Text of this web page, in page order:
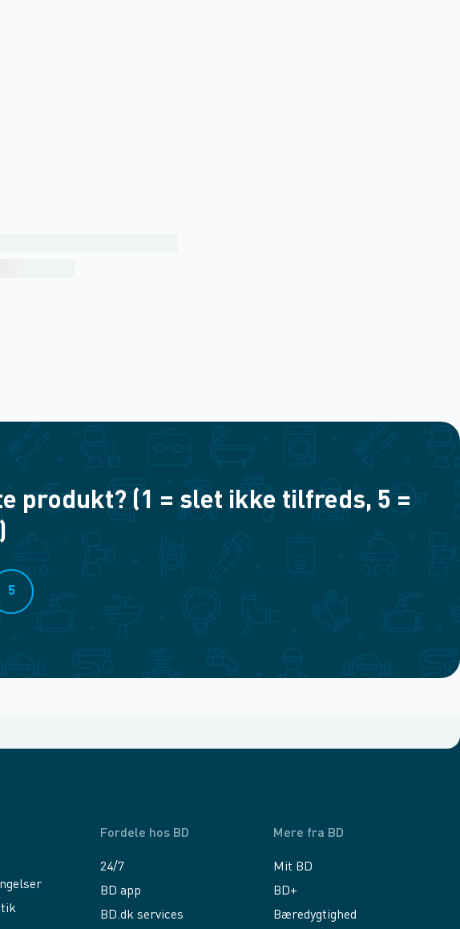
produkt? (1 = slet ikke tilfreds, 5 =
5
Fordele hos BD
24/7
BD app
BD.dk services
Mere fra BD
Mit BD
BD+
Bæredygtighed